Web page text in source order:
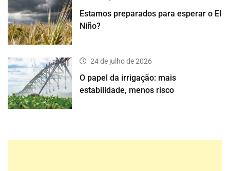
Estamos preparados para esperar o El
Niño?
24 de julho de 2026
O papel da irrigação: mais
estabilidade, menos risco